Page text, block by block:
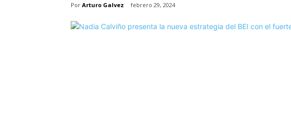
Por Arturo Galvez febrero 29, 2024